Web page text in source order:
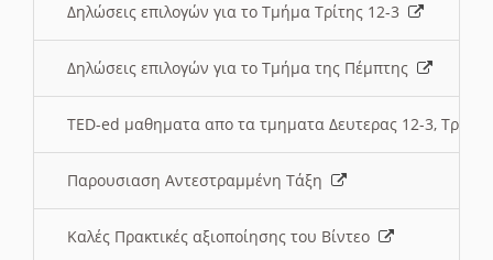
Δηλώσεις επιλογών για το Τμήμα Τρίτης 12-3
Δηλώσεις επιλογών για το Τμήμα της Πέμπτης
TED-ed μαθηματα απο τα τμηματα Δευτερας 12-3,
Παρουσιαση Αντεστραμμένη Τάξη
Καλές Πρακτικές αξιοποίησης του Βίντεο